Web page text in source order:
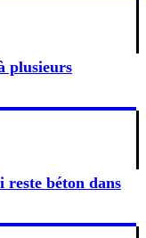
plusieurs
reste béton dans